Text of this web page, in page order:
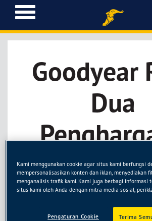
T
o
g
g
t
o
n
Goodyear
Dua
Pada
Kedua
Kami menggunakan cookie agar situs kami berfungsi
mempersonalisasikan konten dan iklan, menyediakan
menganalisis trafik kami. Kami juga berbagi informasi
situs kami oleh Anda dengan mitra media sosial,
Terima
Pengaturan Cookie